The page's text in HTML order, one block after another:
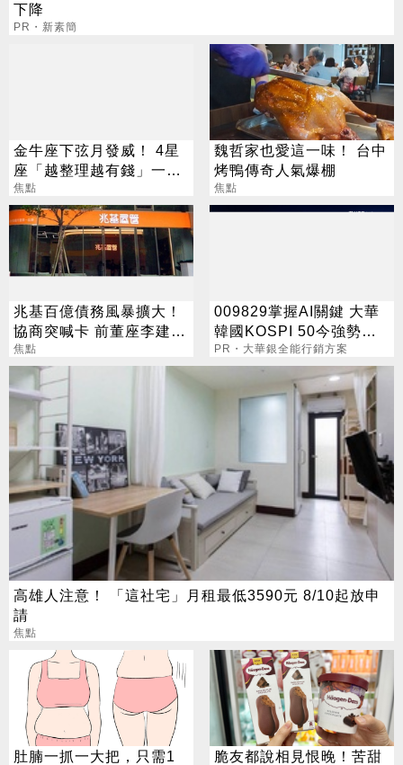
下降
PR・新素簡
金牛座下弦月發威！ 4星
座「越整理越有錢」一路
旺運到10月
焦點
魏哲家也愛這一味！ 台中
烤鴨傳奇人氣爆棚
焦點
兆基百億債務風暴擴大！
協商突喊卡 前董座李建成
遭檢調搜索
焦點
009829掌握AI關鍵 大華
韓國KOSPI 50今強勢開
募
PR・大華銀全能行銷方案
高雄人注意！ 「這社宅」月租最低3590元 8/10起放申
請
焦點
肚腩一抓一大把，只需1 脆友都說相見恨晚！苦甜